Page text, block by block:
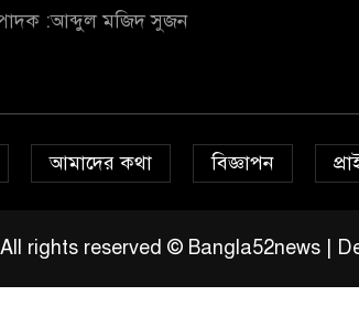
:আব্দুল মজিদ সুজন
আমাদের কথা বিজ্ঞাপন
rights reserved © Bangla52news |